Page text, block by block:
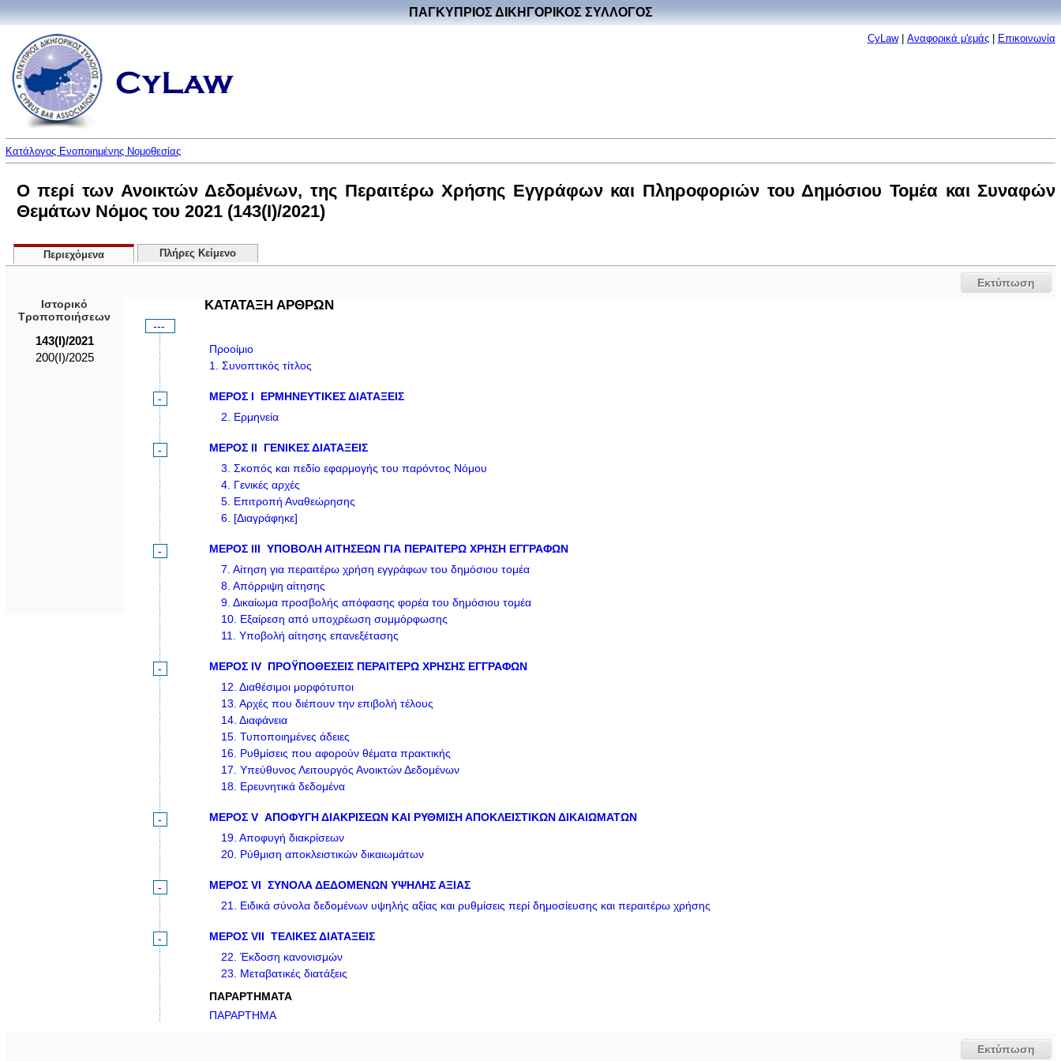
ΠΑΓΚΥΠΡΙΟΣ ΔΙΚΗΓΟΡΙΚΟΣ ΣΥΛΛΟΓΟΣ
CyLaw| Αναφορικά μ'εμάς| Επικοινωνία
Κατάλογος Ενοποιημένης Νομοθεσίας
Ο περί των Ανοικτών Δεδομένων, της Περαιτέρω Χρήσης Εγγράφων και Πληροφοριών του Δημόσιου Τομέα και Συναφών
Θεμάτων Νόμος του 2021 (143(I)/2021)
Περιεχόμενα Πλήρες Κείμενο
Εκτύπωση
Ιστορικό
Τροποποιήσεων
143(I)/2021
200(I)/2025
ΚΑΤΑΤΑΞΗ ΑΡΘΡΩΝ
---
Προοίμιο
1. Συνοπτικός τίτλος
- ΜΕΡΟΣ Ι
ΕΡΜΗΝΕΥΤΙΚΕΣ ΔΙΑΤΑΞΕΙΣ
2. Ερμηνεία
- ΜΕΡΟΣ ΙΙ
ΓΕΝΙΚΕΣ ΔΙΑΤΑΞΕΙΣ
3. Σκοπός και πεδίο εφαρμογής του παρόντος Νόμου
4. Γενικές αρχές
5. Επιτροπή Αναθεώρησης
6. [Διαγράφηκε]
- ΜΕΡΟΣ ΙΙΙ ΥΠΟΒΟΛΗ ΑΙΤΗΣΕΩΝ ΓΙΑ ΠΕΡΑΙΤΕΡΩ ΧΡΗΣΗ ΕΓΓΡΑΦΩΝ
7. Αίτηση για περαιτέρω χρήση εγγράφων του δημόσιου τομέα
8. Απόρριψη αίτησης
9. Δικαίωμα προσβολής απόφασης φορέα του δημόσιου τομέα
10. Εξαίρεση από υποχρέωση συμμόρφωσης
11. Υποβολή αίτησης επανεξέτασης
- ΜΕΡΟΣ IV ΠΡΟΫΠΟΘΕΣΕΙΣ ΠΕΡΑΙΤΕΡΩ ΧΡΗΣΗΣ ΕΓΓΡΑΦΩΝ
12. Διαθέσιμοι μορφότυποι
13. Αρχές που διέπουν την επιβολή τέλους
14. Διαφάνεια
15. Τυποποιημένες άδειες
16. Ρυθμίσεις που αφορούν θέματα πρακτικής
17. Υπεύθυνος Λειτουργός Ανοικτών Δεδομένων
18. Ερευνητικά δεδομένα
- ΜΕΡΟΣ V ΑΠΟΦΥΓΗ ΔΙΑΚΡΙΣΕΩΝ ΚΑΙ ΡΥΘΜΙΣΗ ΑΠΟΚΛΕΙΣΤΙΚΩΝ ΔΙΚΑΙΩΜΑΤΩΝ
19. Αποφυγή διακρίσεων
20. Ρύθμιση αποκλειστικών δικαιωμάτων
- ΜΕΡΟΣ VΙ ΣΥΝΟΛΑ ΔΕΔΟΜΕΝΩΝ ΥΨΗΛΗΣ ΑΞΙΑΣ
21. Ειδικά σύνολα δεδομένων υψηλής αξίας και ρυθμίσεις περί δημοσίευσης και περαιτέρω χρήσης
- ΜΕΡΟΣ VII ΤΕΛΙΚΕΣ ΔΙΑΤΑΞΕΙΣ
22. Έκδοση κανονισμών
23. Μεταβατικές διατάξεις
ΠΑΡΑΡΤΗΜΑΤΑ
ΠΑΡΑΡΤΗΜΑ
Εκτύπωση